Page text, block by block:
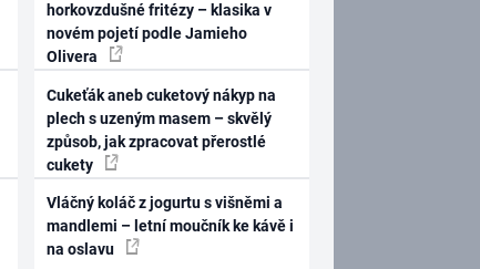
horkovzdušné fritézy – klasika v
novém pojetí podle Jamieho
Olivera
Cukeťák aneb cuketový nákyp na
plech s uzeným masem – skvělý
způsob, jak zpracovat přerostlé
cukety
Vláčný koláč z jogurtu s višněmi a
mandlemi – letní moučník ke kávě i
na oslavu